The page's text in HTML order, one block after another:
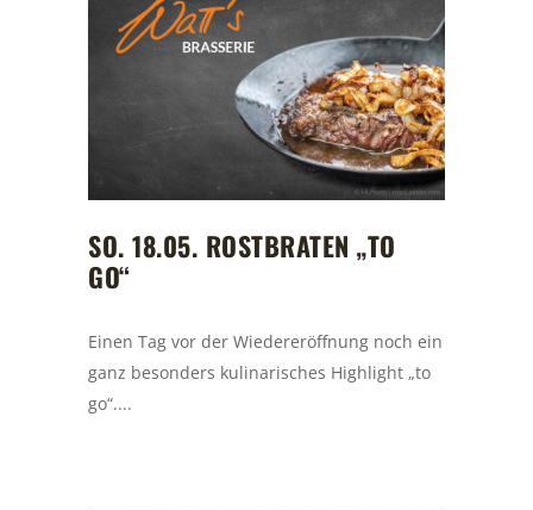
SO. 18.05. ROSTBRATEN „TO
GO“
Einen Tag vor der Wiedereröffnung noch ein
ganz besonders kulinarisches Highlight „to
go“....